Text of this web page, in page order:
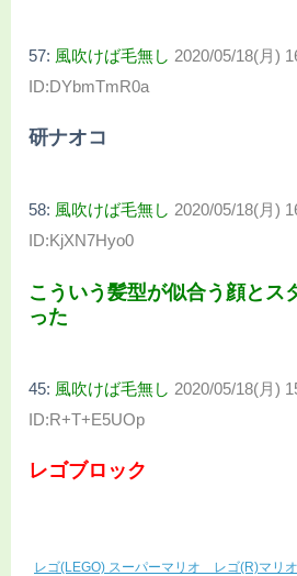
57: 風吹けば毛無し 2020/05/18(月)
ID:DYbmTmR0a
研ナオコ
58: 風吹けば毛無し 2020/05/18(月)
ID:KjXN7Hyo0
こういう髪型が似合う顔とス
った
45: 風吹けば毛無し 2020/05/18(月)
ID:R+T+E5UOp
レゴブロック
レゴ(LEGO) スーパーマリオ レゴ(R)マリ